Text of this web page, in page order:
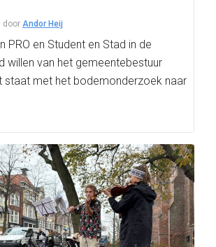
door Andor Heij
PRO en Student en Stad in de
willen van het gemeentebestuur
staat met het bodemonderzoek naar